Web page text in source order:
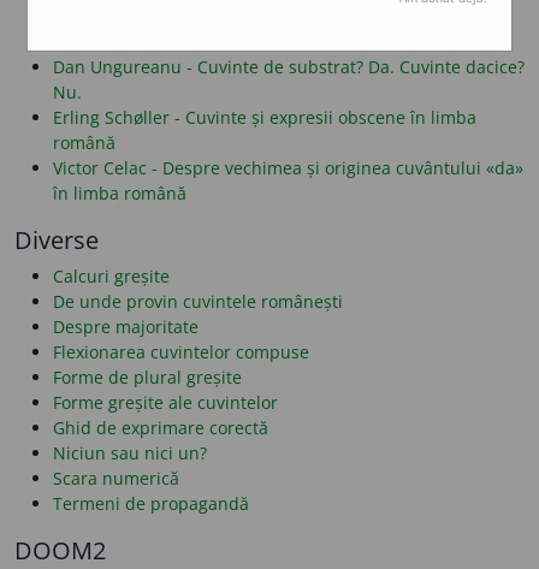
Dan Ungureanu - Cuvinte de substrat? Da. Cuvinte dacice?
Nu.
Erling Schøller - Cuvinte și expresii obscene în limba
română
Victor Celac - Despre vechimea și originea cuvântului «da»
în limba română
Diverse
Calcuri greșite
De unde provin cuvintele românești
Despre majoritate
Flexionarea cuvintelor compuse
Forme de plural greșite
Forme greșite ale cuvintelor
Ghid de exprimare corectă
Niciun sau nici un?
Scara numerică
Termeni de propagandă
DOOM2